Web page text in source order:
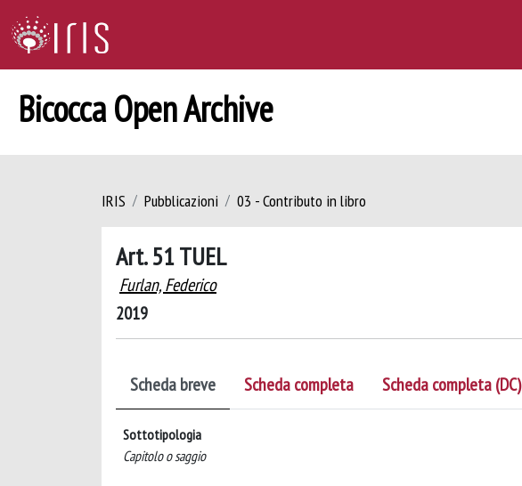
Bicocca Open Archive
IRIS Pubblicazioni 03 - Contributo in libro
Art. 51 TUEL
Furlan, Federico
2019
Scheda breve Scheda completa Scheda completa (DC)
Sottotipologia
Capitolo o saggio